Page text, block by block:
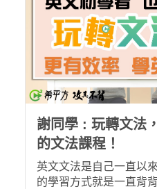
速！我想這就是長久使
的"奇蹟"吧！而我也會
謝同學 : 玩轉文法，英文初學者也適用
的文法課程！
英文文法是自己一直以
的學習方式就是一直背